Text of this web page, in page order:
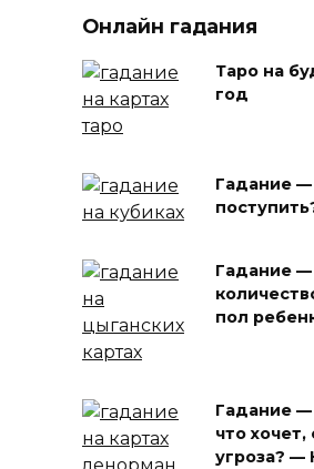
Онлайн гадания
Таро на
год
Гадание
Гадание —
пол
Гадание
что хочет,
угроза? —